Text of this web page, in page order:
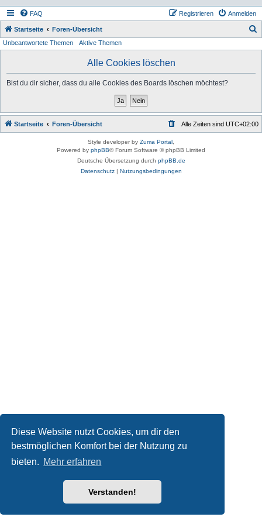
Diese Website nutzt Cookies, um dir den
bestmöglichen Komfort bei der Nutzung zu
bieten. Mehr erfahren
Verstanden!
FAQ Anmelden
Registrieren
Startseite Foren-Übersicht
Unbeantwortete Themen Aktive Themen
Alle Cookies löschen
Bist du dir sicher, dass du alle Cookies des Boards löschen möchtest?
Startseite Foren-Übersicht Alle Zeiten sind UTC+02:00
Style developer by Zuma Portal
Powered by phpBB® Forum Software © phpBB Limited
Deutsche Übersetzung durch phpBB.de
Datenschutz| Nutzungsbedingungen